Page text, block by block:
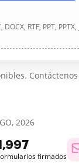
RTF, PPT, PPTX,
2026
firmados